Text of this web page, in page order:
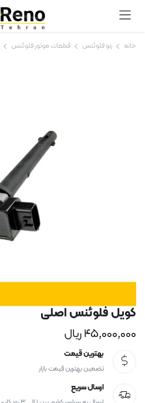
خانه رنو فلوئنس قطعات موتور فلوئنس
کویل فلوئنس اصلی
۴۵,۰۰۰,۰۰۰ریال
بهترین قیمت
تضمین بهترین قیمت بازار
ارسال سریع